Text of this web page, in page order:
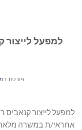
למפעל לייצור
פורסם ב
למפעל לייצור קנאביס
אחראי/ת במשרה מלאה.